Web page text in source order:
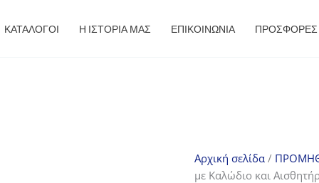
ΚΑΤΑΛΟΓΟΙ Η ΙΣΤΟΡΙΑ ΜΑΣ ΕΠΙΚΟΙΝΩΝΙΑ ΠΡΟΣΦΟΡΈΣ
Αρχική σελίδα/
με Καλώδιο και